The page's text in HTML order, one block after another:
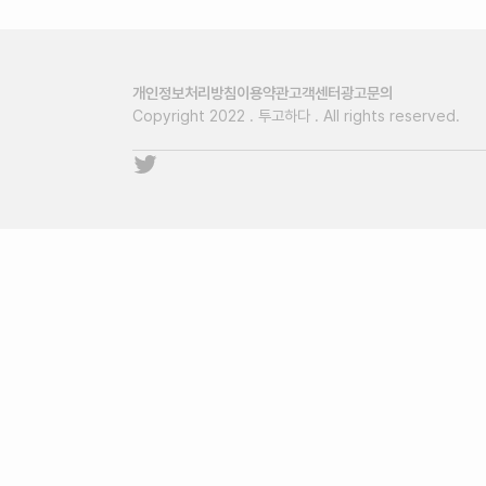
개인정보처리방침이용약관고객센터광고문의
Copyright 2022 . 투고하다 . All rights reserved.